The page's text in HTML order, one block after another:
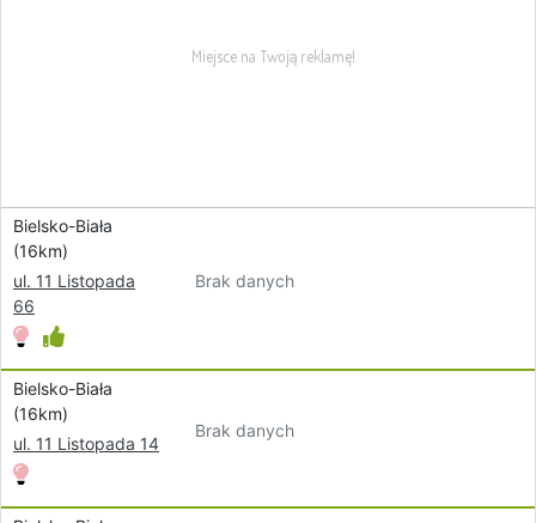
Bielsko-Biała
(16km)
ul. 11 Listopada
66
Brak danych
Bielsko-Biała
(16km)
ul. 11 Listopada 14
Brak danych